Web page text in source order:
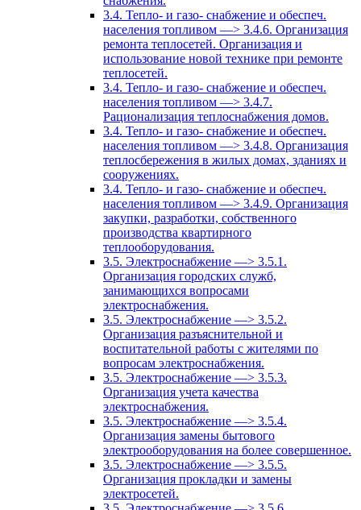
3.4. Тепло- и газо- снабжение и обеспеч.
населения топливом —> 3.4.6. Организация
ремонта теплосетей. Организация и
использование новой технике при ремонте
теплосетей.
3.4. Тепло- и газо- снабжение и обеспеч.
населения топливом —> 3.4.7.
Рационализация теплоснабжения домов.
3.4. Тепло- и газо- снабжение и обеспеч.
населения топливом —> 3.4.8. Организация
теплосбережения в жилых домах, зданиях и
сооружениях.
3.4. Тепло- и газо- снабжение и обеспеч.
населения топливом —> 3.4.9. Организация
закупки, разработки, собственного
производства квартирного
теплооборудования.
3.5. Электроснабжение —> 3.5.1.
Организация городских служб,
занимающихся вопросами
электроснабжения.
3.5. Электроснабжение —> 3.5.2.
Организация разъяснительной и
воспитательной работы с жителями по
вопросам электроснабжения.
3.5. Электроснабжение —> 3.5.3.
Организация учета качества
электроснабжения.
3.5. Электроснабжение —> 3.5.4.
Организация замены бытового
электрооборудования на более совершенное.
3.5. Электроснабжение —> 3.5.5.
Организация прокладки и замены
электросетей.